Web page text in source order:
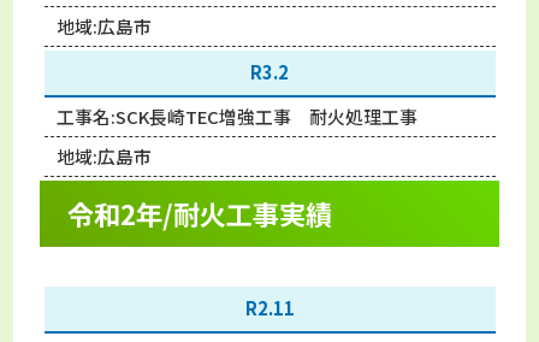
地域:広島市
R3.2
工事名:SCK長崎TEC増強工事 耐火処理工事
地域:広島市
令和2年/耐火工事実績
R2.11